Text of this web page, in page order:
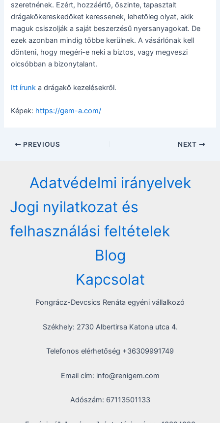
szeretnének. Ezért, hozzáértő, őszinte, tapasztalt
drágakőkereskedőket keressenek, lehetőleg olyat, akik
maguk csiszolják a saját beszerzésű nyersanyagokat. De
ezek azonban mindig többe kerülnek. A vásárlónak kell
dönteni, hogy megéri-e neki a biztos, vagy megveszi
olcsóbban a bizonytalant.
Itt írunk a drágakő kezelésekről.
Képek: https://gem-a.com/
Post
PREVIOUS NEXT
Adatvédelmi irányelvek
Jogi nyilatkozat és
felhasználási feltételek
Blog
Kapcsolat
Pongrácz-Devcsics Renáta egyéni vállalkozó
Székhely: 2730 Albertirsa Katona utca 4.
Telefonos elérhetőség +36309991749
Email cím: info@renigem.com
Adószám: 67113501133